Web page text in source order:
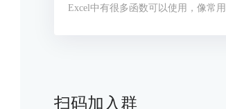
扫码加入群